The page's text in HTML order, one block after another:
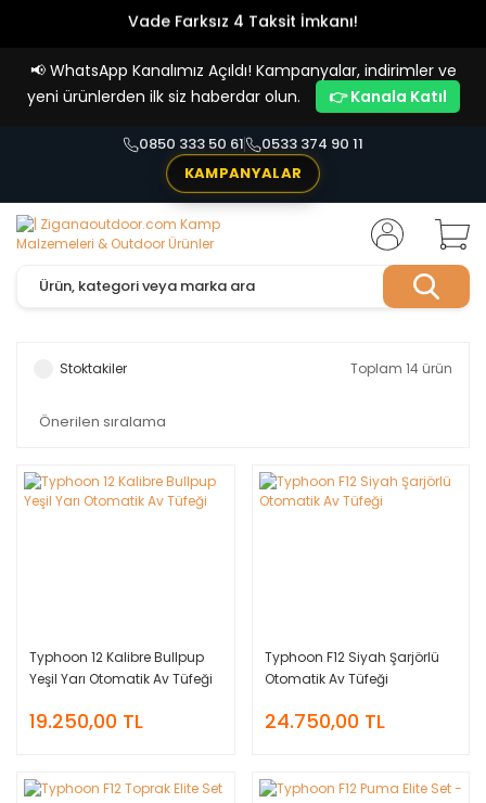
Vade Farksız 4 Taksit İmkanı!
📢 WhatsApp Kanalımız Açıldı! Kampanyalar, indirimler ve
yeni ürünlerden ilk siz haberdar olun.
👉 Kanala Katıl
0850 333 50 61
0533 374 90 11
KAMPANYALAR
Stoktakiler Toplam 14 ürün
Typhoon 12 Kalibre Bullpup
Yeşil Yarı Otomatik Av Tüfeği
19.250,00 TL
Typhoon F12 Siyah Şarjörlü
Otomatik Av Tüfeği
24.750,00 TL